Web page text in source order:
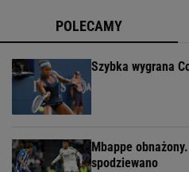
POLECAMY
Szybka wygrana
Mbappe
spodziewano